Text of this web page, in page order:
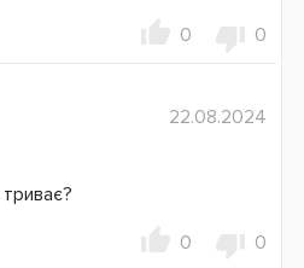
0 0
22.08.2024
триває?
0 0